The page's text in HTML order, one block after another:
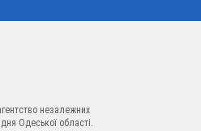
незалежних
Одеської області.